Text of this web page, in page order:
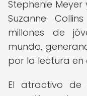
Stephenie
Suzanne
millones de
mundo,
por la lectura
El atractivo